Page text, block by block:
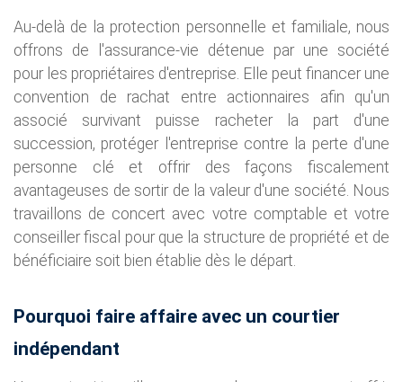
Au-delà de la protection personnelle et familiale, nous
offrons de l'assurance-vie détenue par une société
pour les propriétaires d'entreprise. Elle peut financer une
convention de rachat entre actionnaires afin qu'un
associé survivant puisse racheter la part d'une
succession, protéger l'entreprise contre la perte d'une
personne clé et offrir des façons fiscalement
avantageuses de sortir de la valeur d'une société. Nous
travaillons de concert avec votre comptable et votre
conseiller fiscal pour que la structure de propriété et de
bénéficiaire soit bien établie dès le départ.
Pourquoi faire affaire avec un courtier
indépendant